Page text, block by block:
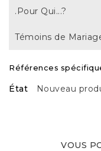
.Pour Qui...?
Témoins de
Références
État Nouveau
VOUS